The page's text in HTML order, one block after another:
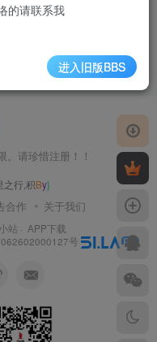
1129
请珍惜注册！！
行,#&~p
合作 关于我们
站 · APP下载
号
的请联系我
进入旧版BBS